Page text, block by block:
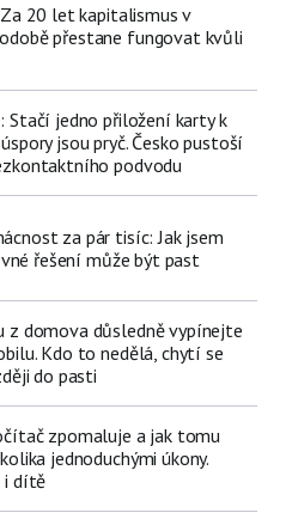
20 let kapitalismus v
přestane fungovat kvůli
Stačí jedno přiložení karty k
jsou pryč. Česko pustoší
podvodu
za pár tisíc: Jak jsem
řešení může být past
z domova důsledně vypínejte
Kdo to nedělá, chytí se
do pasti
zpomaluje a jak tomu
jednoduchými úkony.
i dítě